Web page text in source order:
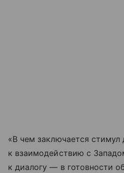
«В чем заключается стимул
к взаимодействию с
к диалогу — в готовности